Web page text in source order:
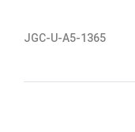
JGC-U-A5-1365